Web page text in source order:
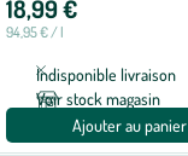
18,99 €
94,95 € / l
Indisponible livraison
Voir stock magasin
Ajouter au panier